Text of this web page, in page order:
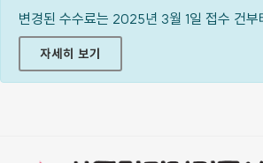
변경된 수수료는 2025년 3월 1일 접수 건
자세히 보기